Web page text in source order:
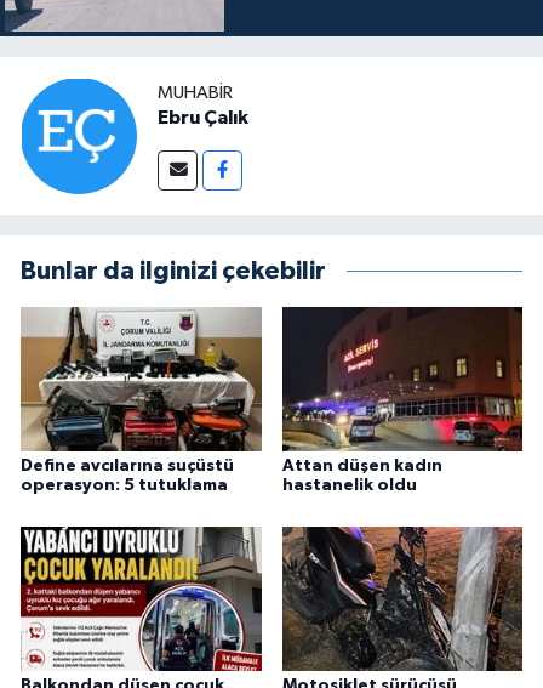
MUHABIR
Ebru Çalık
Bunlar da ilginizi çekebilir
Define avcılarına suçüstü
operasyon: 5 tutuklama
Attan düşen kadın
hastanelik oldu